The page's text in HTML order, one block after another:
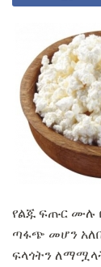
የልጁ ፍጡር ሙሉ
ጣፋጭ መሆን
ፍላጎትን